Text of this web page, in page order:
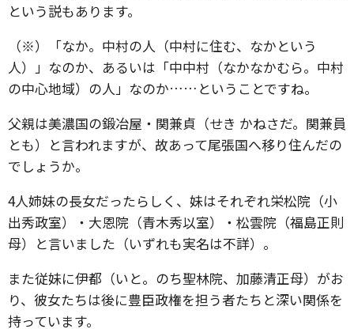
という説もあります。
（※）「なか。中村の人（中村に住む、なかという
人）」なのか、あるいは「中中村（なかなかむら。中村
の中心地域）の人」なのか……ということですね。
父親は美濃国の鍛冶屋・関兼貞（せき かねさだ。関兼員
とも）と言われますが、故あって尾張国へ移り住んだの
でしょうか。
4人姉妹の長女だったらしく、妹はそれぞれ栄松院（小
出秀政室）・大恩院（青木秀以室）・松雲院（福島正則
母）と言いました（いずれも実名は不詳）。
また従妹に伊都（いと。のち聖林院、加藤清正母）がお
り、彼女たちは後に豊臣政権を担う者たちと深い関係を
持っています。